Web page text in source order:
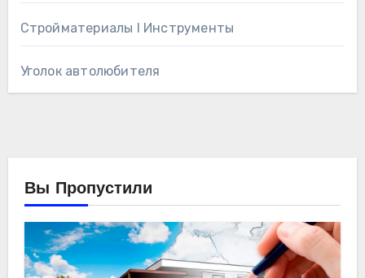
Стройматериалы l Инструменты
Уголок автолюбителя
Вы Пропустили